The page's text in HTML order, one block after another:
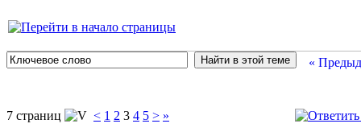
«
7 страниц < 1 2 3 4 5 > »